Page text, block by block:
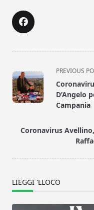
<span
class="nav-
subtitle
screen-
text">Page</span>
PREVIOUS
D’Angelo
Campania
Coronavirus
LIEGGI 'LLOCO